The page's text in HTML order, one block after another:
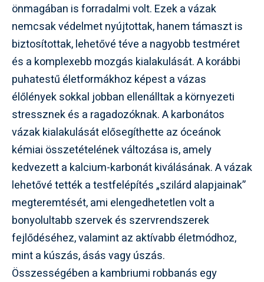
önmagában is forradalmi volt. Ezek a vázak
nemcsak védelmet nyújtottak, hanem támaszt is
biztosítottak, lehetővé téve a nagyobb testméret
és a komplexebb mozgás kialakulását. A korábbi
puhatestű életformákhoz képest a vázas
élőlények sokkal jobban ellenálltak a környezeti
stressznek és a ragadozóknak. A karbonátos
vázak kialakulását elősegíthette az óceánok
kémiai összetételének változása is, amely
kedvezett a kalcium-karbonát kiválásának. A vázak
lehetővé tették a testfelépítés „szilárd alapjainak”
megteremtését, ami elengedhetetlen volt a
bonyolultabb szervek és szervrendszerek
fejlődéséhez, valamint az aktívabb életmódhoz,
mint a kúszás, ásás vagy úszás.
Összességében a kambriumi robbanás egy